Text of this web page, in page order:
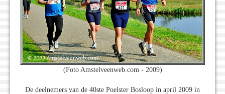
(Foto Amstelveenweb.com - 2009)
De deelnemers van de 40ste Poelster Bosloop in april 2009 in